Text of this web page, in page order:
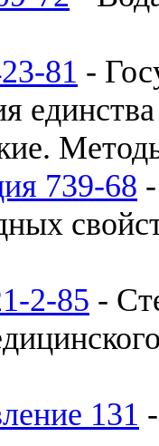
81 -
739-68
2-85 -
131